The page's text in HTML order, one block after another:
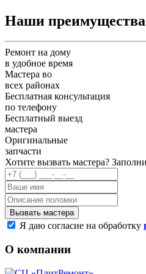
Наши преимущества
Ремонт на дому
в удобное время
Мастера во
всех районах
Бесплатная консультация
по телефону
Бесплатный выезд
мастера
Оригинальные
запчасти
Хотите вызвать мастера?
Я даю согласие на обработку
О компании